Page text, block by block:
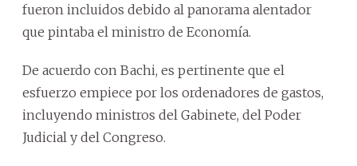
fueron incluidos debido al panorama alentador
que pintaba el ministro de Economía.
De acuerdo con Bachi, es pertinente que el
esfuerzo empiece por los ordenadores de gastos,
incluyendo ministros del Gabinete, del Poder
Judicial y del Congreso.